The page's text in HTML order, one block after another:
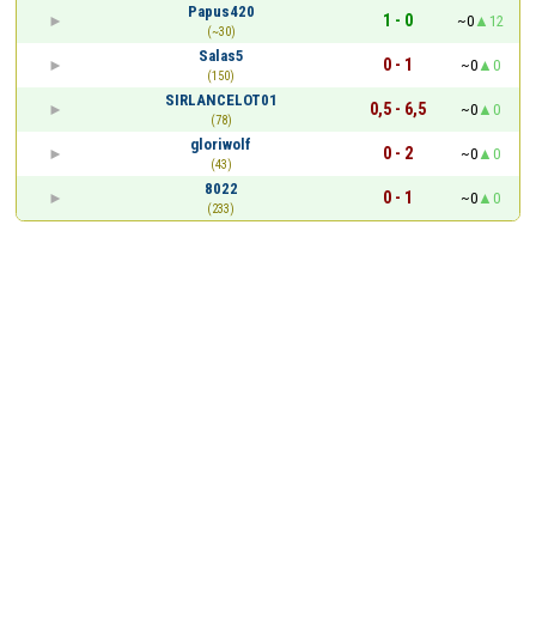
Papus420
(~30)
1 - 0 ~0
12
Salas5
(150)
0 - 1 ~0
0
SIRLANCELOT01
(78)
0,5 - 6,5 ~0
0
gloriwolf
(43)
0 - 2 ~0
0
8022
(233)
0 - 1 ~0 0